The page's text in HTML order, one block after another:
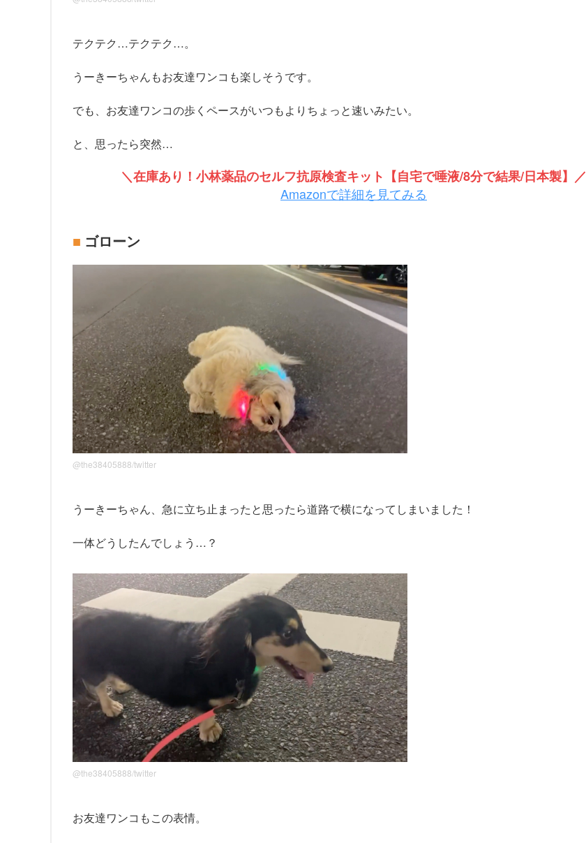
テクテク…テクテク…。
うーきーちゃんもお友達ワンコも楽しそうです。
でも、お友達ワンコの歩くペースがいつもよりちょっと速いみたい。
と、思ったら突然…
＼在庫あり！小林薬品のセルフ抗原検査キット【自宅で唾液/8分で結果/日本製】／
Amazonで詳細を見てみる
ゴローン
@the38405888/twitter
うーきーちゃん、急に立ち止まったと思ったら道路で横になってしまいました！
一体どうしたんでしょう…？
@the38405888/twitter
お友達ワンコもこの表情。